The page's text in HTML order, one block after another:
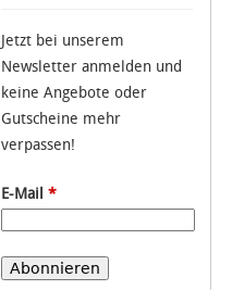
Jetzt bei unserem
Newsletter anmelden und
keine Angebote oder
Gutscheine mehr
verpassen!
E-Mail *